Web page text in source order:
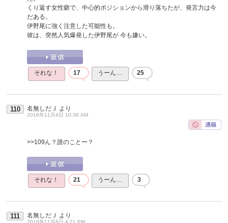
くり返す女性癖で、中心的ポジションから滑り落ちたが、発言力は今
だある。
伊野尾に強く注意した可能性も。
彼は、突然人気爆発した伊野尾が 今も嫌い。
それな！ 17 うーん… 25
110 名無しだＪ より
2016年11月4日 10:36 AM
>>109ん？誰のことー？
それな！ 21 うーん… 3
111 名無しだＪ より
2016年11月6日 4:21 PM